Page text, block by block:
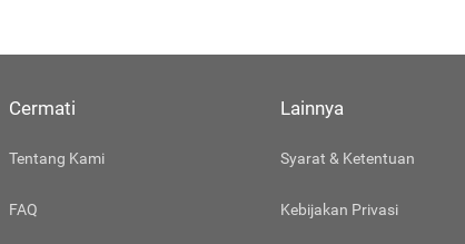
Cermati
Tentang Kami
FAQ
Lainnya
Syarat & Ketentuan
Kebijakan Privasi